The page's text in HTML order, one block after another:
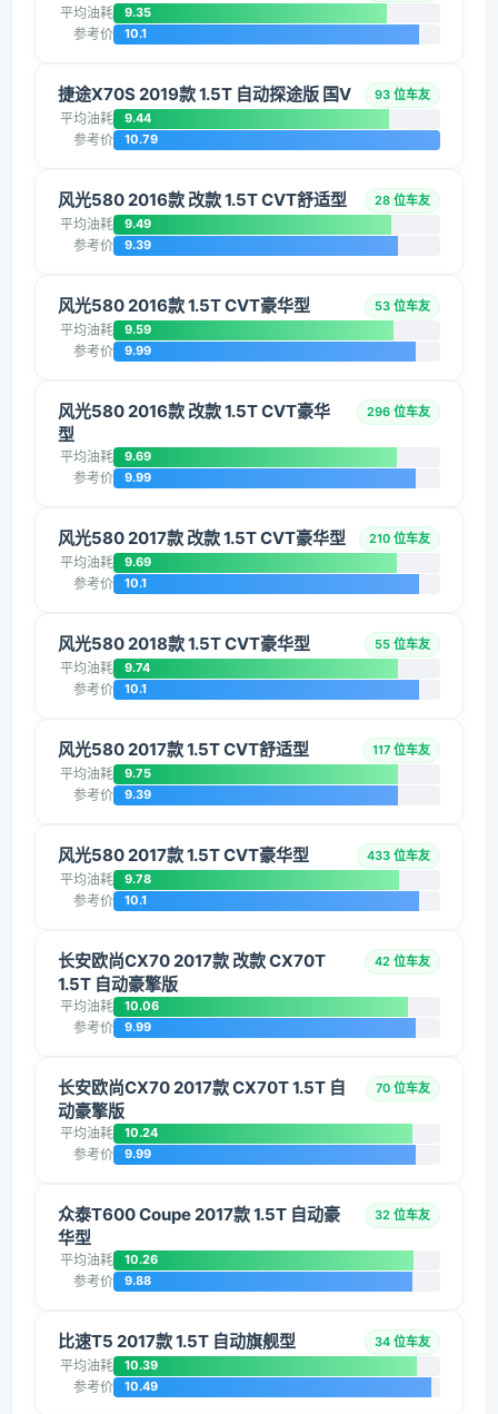
平均油耗 9.35
参考价 10.1
捷途X70S 2019款 1.5T 自动探途版 国V 93 位车友
平均油耗 9.44
参考价 10.79
风光580 2016款 改款 1.5T CVT舒适型 28 位车友
平均油耗 9.49
参考价 9.39
风光580 2016款 1.5T CVT豪华型 53 位车友
平均油耗 9.59
参考价 9.99
风光580 2016款 改款 1.5T CVT豪华
型
296 位车友
平均油耗 9.69
参考价 9.99
风光580 2017款 改款 1.5T CVT豪华型 210 位车友
平均油耗 9.69
参考价 10.1
风光580 2018款 1.5T CVT豪华型 55 位车友
平均油耗 9.74
参考价 10.1
风光580 2017款 1.5T CVT舒适型 117 位车友
平均油耗 9.75
参考价 9.39
风光580 2017款 1.5T CVT豪华型 433 位车友
平均油耗 9.78
参考价 10.1
长安欧尚CX70 2017款 改款 CX70T
1.5T 自动豪擎版
42 位车友
平均油耗 10.06
参考价 9.99
长安欧尚CX70 2017款 CX70T 1.5T 自
动豪擎版
70 位车友
平均油耗 10.24
参考价 9.99
众泰T600 Coupe 2017款 1.5T 自动豪
华型
32 位车友
平均油耗 10.26
参考价 9.88
比速T5 2017款 1.5T 自动旗舰型 34 位车友
平均油耗 10.39
参考价 10.49